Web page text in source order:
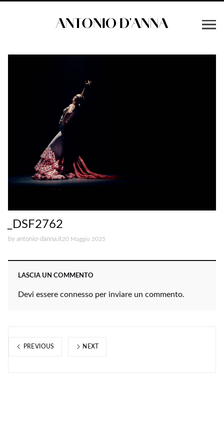
_DSF2762
by antonio-danna.it20 Maggio 2025
LASCIA UN COMMENTO
Devi essere connesso per inviare un commento.
PREVIOUS NEXT